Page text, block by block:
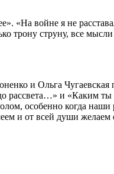
«На войне я не
трону струну, все
и Ольга
и «Каким ты
особенно когда
и от всей души желаем